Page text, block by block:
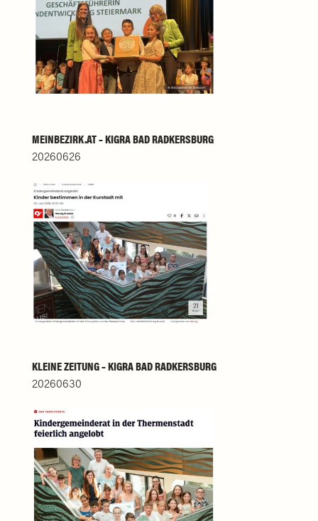
MEINBEZIRK.AT – KIGRA BAD RADKERSBURG
20260626
KLEINE ZEITUNG – KIGRA BAD RADKERSBURG
20260630